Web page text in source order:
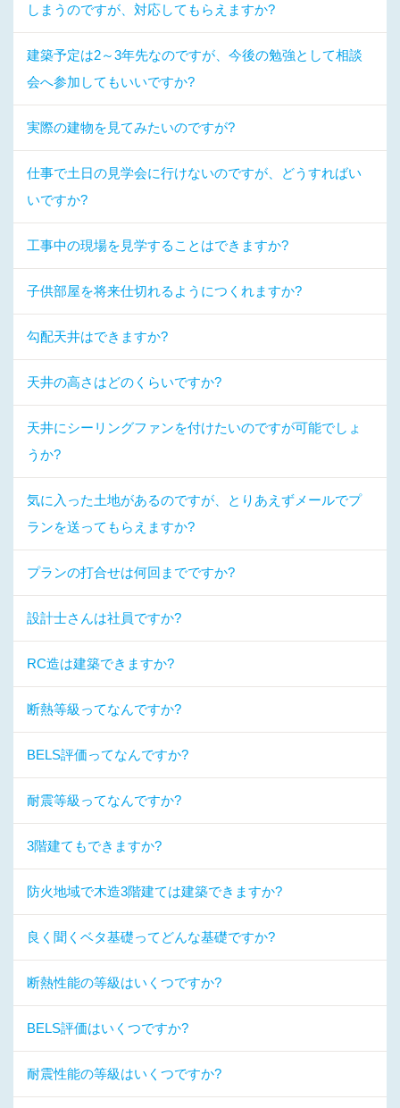
しまうのですが、対応してもらえますか?
建築予定は2～3年先なのですが、今後の勉強として相談
会へ参加してもいいですか?
実際の建物を見てみたいのですが?
仕事で土日の見学会に行けないのですが、どうすればい
いですか?
工事中の現場を見学することはできますか?
子供部屋を将来仕切れるようにつくれますか?
勾配天井はできますか?
天井の高さはどのくらいですか?
天井にシーリングファンを付けたいのですが可能でしょ
うか?
気に入った土地があるのですが、とりあえずメールでプ
ランを送ってもらえますか?
プランの打合せは何回までですか?
設計士さんは社員ですか?
RC造は建築できますか?
断熱等級ってなんですか?
BELS評価ってなんですか?
耐震等級ってなんですか?
3階建てもできますか?
防火地域で木造3階建ては建築できますか?
良く聞くベタ基礎ってどんな基礎ですか?
断熱性能の等級はいくつですか?
BELS評価はいくつですか?
耐震性能の等級はいくつですか?